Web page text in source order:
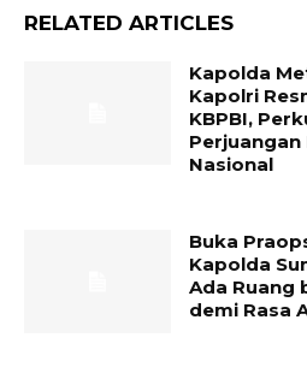
RELATED ARTICLES
Kapolda
Kapolri
KBPBI,
Nasional
Buka
Kapolda
Ada Ruang
demi Rasa